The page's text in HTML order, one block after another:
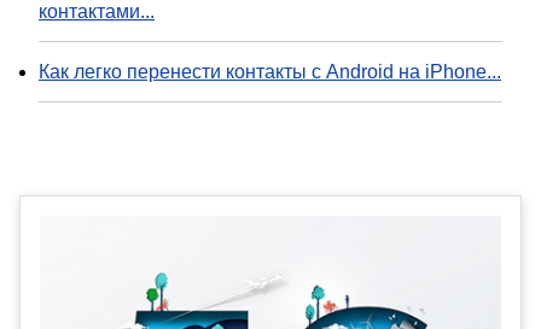
контактами...
Как легко перенести контакты с Android на iPhone...